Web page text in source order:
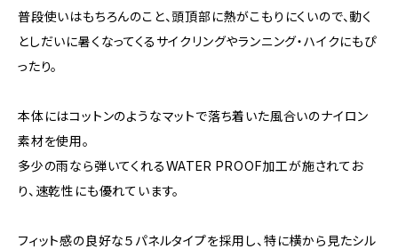
普段使いはもちろんのこと、頭頂部に熱がこもりにくいので、動く
としだいに暑くなってくるサイクリングやランニング・ハイクにもぴ
ったり。
本体にはコットンのようなマットで落ち着いた風合いのナイロン
素材を使用。
多少の雨なら弾いてくれるWATER PROOF加工が施されてお
り、速乾性にも優れています。
フィット感の良好な５パネルタイプを採用し、特に横から見たシル